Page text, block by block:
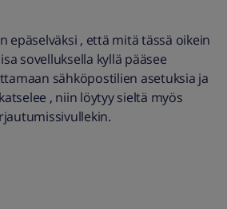
epäselväksi , että mitä tässä oikein
sovelluksella kyllä pääsee
sähköpostilien asetuksia ja
, niin löytyy sieltä myös